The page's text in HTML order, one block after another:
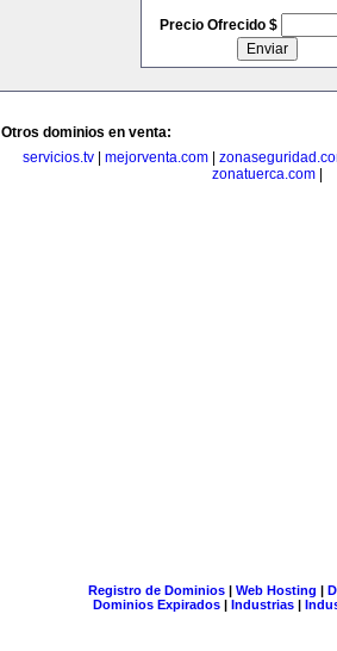
Precio Ofrecido $
Otros dominios en venta:
servicios.tv| mejorventa.com|
zonatuerca.com|
Registro de Dominios| Web Hosting |
Dominios Expirados | Industrias |